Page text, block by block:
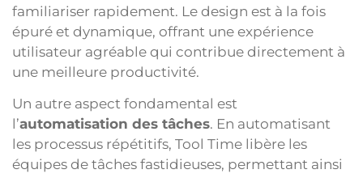
familiariser rapidement. Le design est à la fois
épuré et dynamique, offrant une expérience
utilisateur agréable qui contribue directement à
une meilleure productivité.
Un autre aspect fondamental est
l’automatisation des tâches. En automatisant
les processus répétitifs, Tool Time libère les
équipes de tâches fastidieuses, permettant ainsi